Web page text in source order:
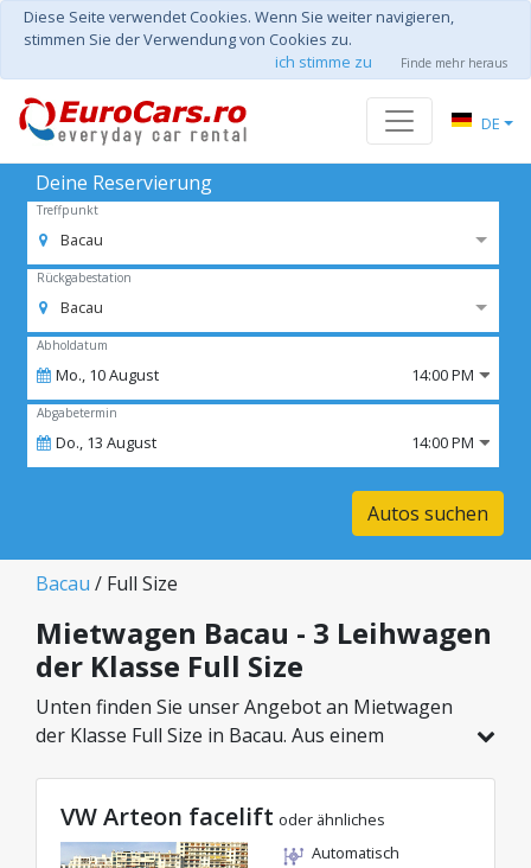
Diese Seite verwendet Cookies. Wenn Sie weiter navigieren,
stimmen Sie der Verwendung von Cookies zu.
ich stimme zu
Finde mehr heraus
DE
Deine Reservierung
Treffpunkt
Bacau
Rückgabestation
Bacau
Abholdatum
Mo., 10August 14:00 PM
Abgabetermin
Do., 13 August 14:00 PM
Autos suchen
Bacau / Full Size
Mietwagen Bacau - 3 Leihwagen
der Klasse Full Size
Unten finden Sie unser Angebot an Mietwagen
der Klasse Full Size in Bacau. Aus einem
gewählten Kategorie wählen, mit attraktiven
Preisen ab nur 40€/Tag.
VW Arteon facelift oder ähnliches
Automatisch